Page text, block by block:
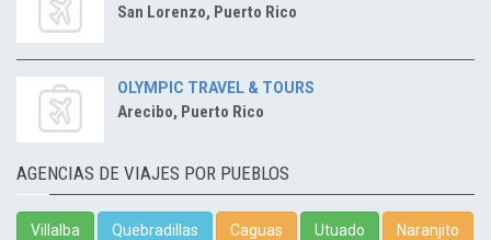
San Lorenzo, Puerto Rico
OLYMPIC TRAVEL & TOURS
Arecibo, Puerto Rico
AGENCIAS DE VIAJES POR PUEBLOS
Villalba Quebradillas Caguas Utuado Naranjito